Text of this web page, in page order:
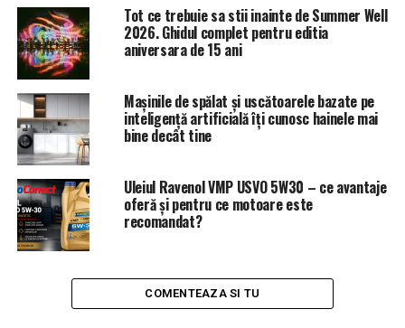
#suntețitoținiștemancurtizați
ARTICOLE PE ACEIASI TEMA: PRIMA
URMATORUL
Opțiune nouă pentru utilizatorii WhatsApp | Capitala24
NU RATATI
Control tematic la DNA după plecarea lui Kovesi –
Comisarul de Prahova
Tot ce trebuie sa stii inainte de Summer Well
2026. Ghidul complet pentru editia
aniversara de 15 ani
Mașinile de spălat și uscătoarele bazate pe
inteligență artificială îți cunosc hainele mai
bine decât tine
Uleiul Ravenol VMP USVO 5W30 – ce avantaje
oferă și pentru ce motoare este
recomandat?
COMENTEAZA SI TU